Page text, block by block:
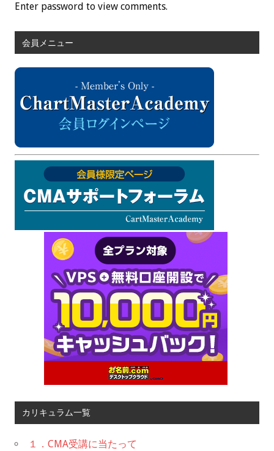
Enter password to view comments.
会員メニュー
カリキュラム一覧
１．CMA受講に当たって